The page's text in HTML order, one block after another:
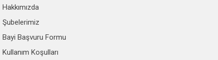
Hakkımızda
Şubelerimiz
Bayi Başvuru Formu
Kullanım Koşulları